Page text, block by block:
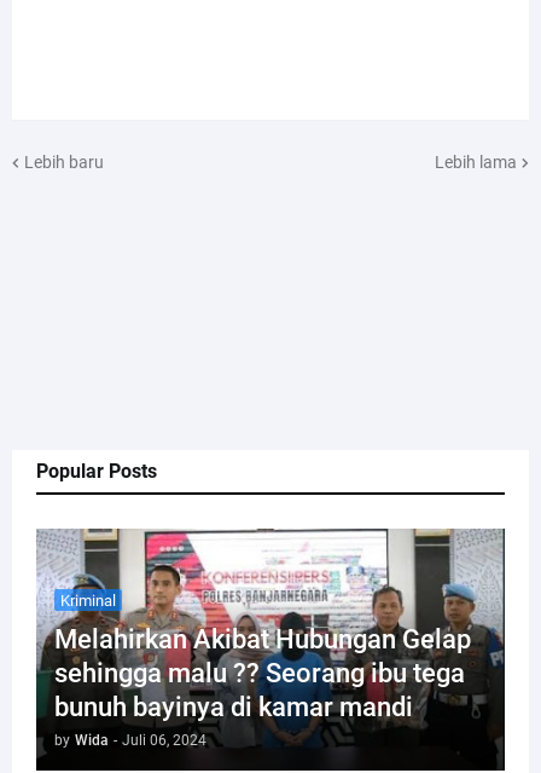
Popular Posts
Kriminal
Melahirkan Akibat Hubungan Gelap
sehingga malu ?? Seorang ibu tega
bunuh bayinya di kamar mandi
by Wida - Juli 06, 2024
Lebih baru Lebih lama